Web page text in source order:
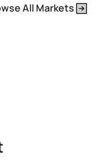
All Markets